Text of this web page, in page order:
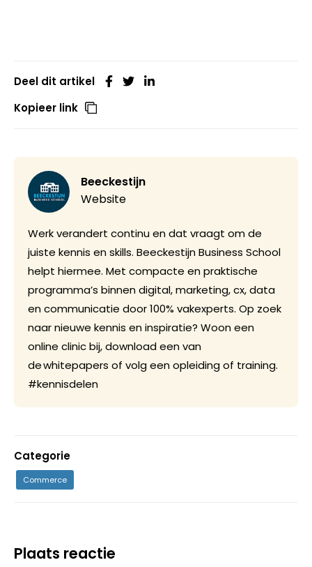
Deel dit artikel
Kopieer link
Beeckestijn
Website
Werk verandert continu en dat vraagt om de
juiste kennis en skills. Beeckestijn Business School
helpt hiermee. Met compacte en praktische
programma’s binnen digital, marketing, cx, data
en communicatie door 100% vakexperts. Op zoek
naar nieuwe kennis en inspiratie? Woon een
online clinic bij, download een van
de whitepapers of volg een opleiding of training.
#kennisdelen
Categorie
Commerce
Plaats reactie